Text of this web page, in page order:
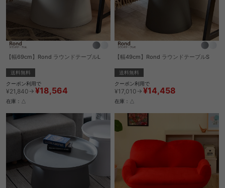
【幅69cm】Rond ラウンドテーブルL
送料無料
クーポン利用で
¥21,840→ ¥18,564
在庫：△
【幅49cm】Rond ラウンドテーブルS
送料無料
クーポン利用で
¥17,010→ ¥14,458
在庫：△